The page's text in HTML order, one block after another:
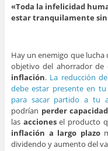
«Toda la infelicidad
estar tranquilamente
Hay un enemigo que
objetivo del ahorrador de
inflación. La reducción
debe estar presente en
para sacar partido a tu
podrían perder
las accionesel producto
inflación a largo plazo
dividendo y aumento del